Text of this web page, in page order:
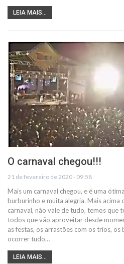
LEIA MAIS...
O carnaval chegou!!!
21 de fevereiro de 2020 - 09:58
Mais um carnaval chegou, e é uma
burburinho e muita alegria. Mais acima
carnaval, não vale de tudo, temos que
todos que vão aproveitar desde
as festas, os arrastões com os trios, os
ocorrer tudo…
LEIA MAIS...